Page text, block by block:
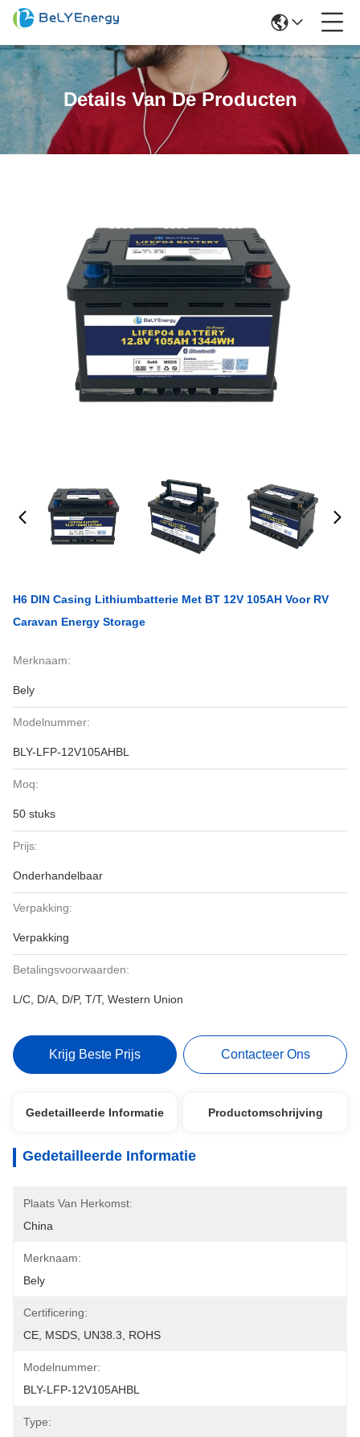
Details Van De Producten
H6 DIN Casing Lithiumbatterie Met BT 12V 105AH Voor RV
Caravan Energy Storage
Merknaam:
Bely
Modelnummer:
BLY-LFP-12V105AHBL
Moq:
50 stuks
Prijs:
Onderhandelbaar
Verpakking:
Verpakking
Betalingsvoorwaarden:
L/C, D/A, D/P, T/T, Western Union
Krijg Beste Prijs Contacteer Ons
Gedetailleerde Informatie Productomschrijving
Gedetailleerde Informatie
Plaats Van Herkomst:
China
Merknaam:
Bely
Certificering:
CE, MSDS, UN38.3, ROHS
Modelnummer:
BLY-LFP-12V105AHBL
Type: